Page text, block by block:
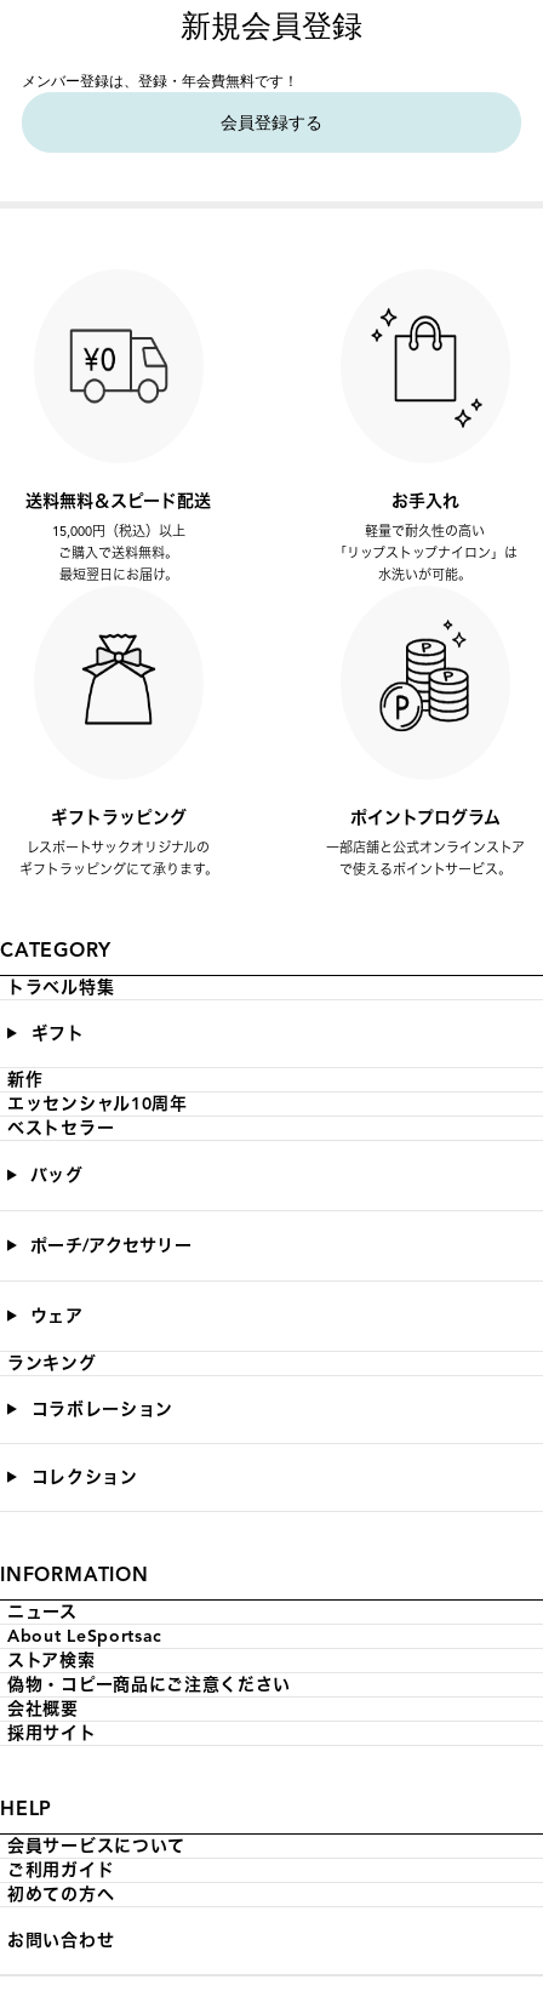
新規会員登録
メンバー登録は、登録・年会費無料です！
会員登録する
送料無料＆スピード配送
15,000円（税込）以上
ご購入で送料無料。
最短翌日にお届け。
お手入れ
軽量で耐久性の高い
「リップストップナイロン」は
水洗いが可能。
ギフトラッピング
レスポートサックオリジナルの
ギフトラッピングにて承ります。
ポイントプログラム
一部店舗と公式オンラインストア
で使えるポイントサービス。
CATEGORY
トラベル特集
ギフト
新作
エッセンシャル10周年
ベストセラー
バッグ
ポーチ/アクセサリー
ウェア
ランキング
コラボレーション
コレクション
INFORMATION
ニュース
About LeSportsac
ストア検索
偽物・コピー商品にご注意ください
会社概要
採用サイト
HELP
会員サービスについて
ご利用ガイド
初めての方へ
お問い合わせ